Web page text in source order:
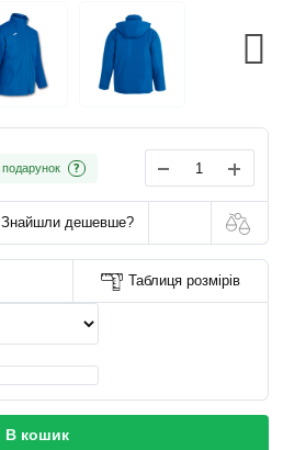
?
Знайшли дешевше?
Таблиця розмірів
В кошик